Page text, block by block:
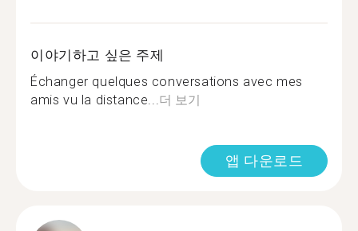
이야기하고 싶은 주제
Échanger quelques conversations avec mes
amis vu la distance...더 보기
앱 다운로드